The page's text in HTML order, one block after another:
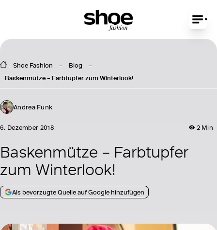
Shoe Fashion
Blog
Baskenmütze – Farbtupfer zum Winterlook!
Andrea Funk
2 Min
6. Dezember 2018
Baskenmütze – Farbtupfer
zum Winterlook!
Als bevorzugte Quelle auf Google hinzufügen